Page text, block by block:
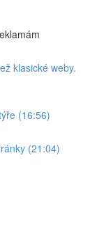
klasické weby.
(16:56)
(21:04)